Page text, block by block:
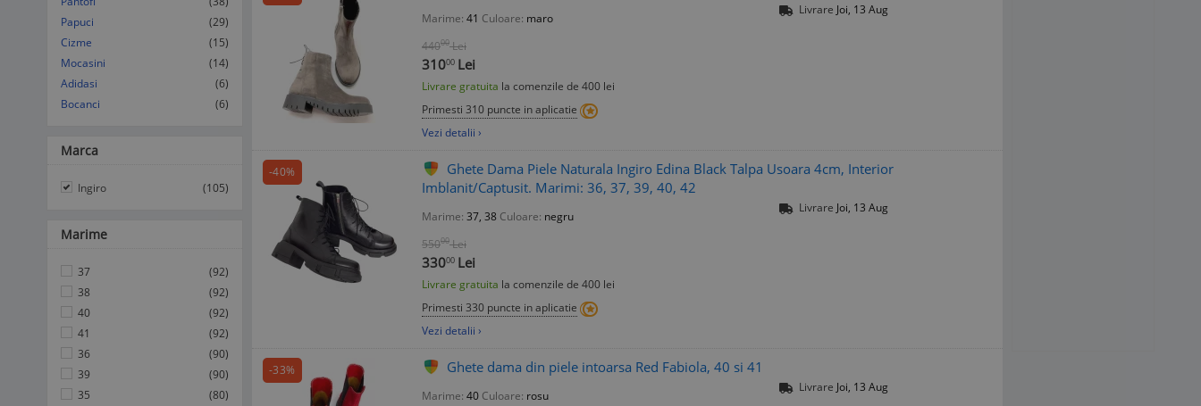
Marime: 41 Culoare: maro
44000 Lei
31000 Lei
Livrare gratuita la comenzile de 400 lei
Primesti 310 puncte in aplicatie
Vezi detalii ›
Livrare Joi, 13 Aug
-40%
Ghete Dama Piele Naturala Ingiro Edina Black Talpa Usoara 4cm, Interior
Imblanit/Captusit. Marimi: 36, 37, 39, 40, 42
Marime: 37, 38 Culoare: negru
55000 Lei
33000 Lei
Livrare gratuita la comenzile de 400 lei
Primesti 330 puncte in aplicatie
Vezi detalii ›
Livrare Joi, 13 Aug
-33% Ghete dama din piele intoarsa Red Fabiola, 40 si 41
Marime: 40 Culoare: rosu
Livrare Joi, 13 Aug
Papuci
(29)
Cizme
(15)
Mocasini
(14)
Adidasi
(6)
Bocanci
(6)
Marca
Ingiro (105)
Marime
37
(92)
38
(92)
40
(92)
41
(92)
36
(90)
39
(90)
35
(80)